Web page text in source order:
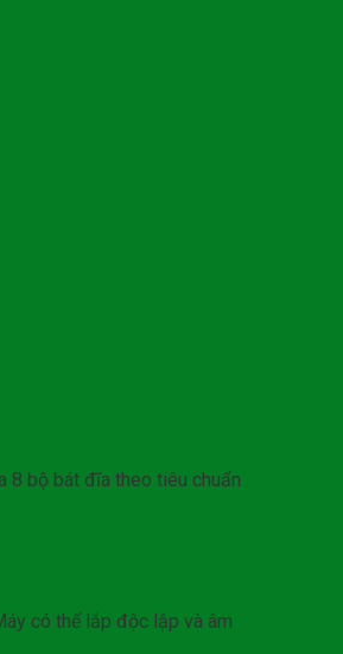
8 bộ bát đĩa theo tiêu chuẩn
có thể lắp độc lập và âm